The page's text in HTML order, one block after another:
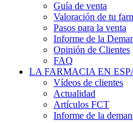
Guía de venta
Valoración de tu
Pasos para la venta
Informe de la
Opinión de Clientes
FAQ
LA FARMACIA EN
Vídeos de clientes
Actualidad
Artículos FCT
Informe de la